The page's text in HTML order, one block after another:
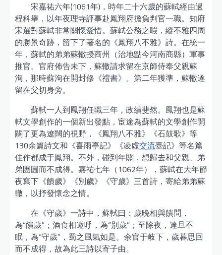
宋嘉祐六年(1061年)，時年二十六歲的蘇軾經由過
程科舉，以年夜理寺評事赴鳳翔府擔負判官一職。知府
宋選對蘇軾非常關懷愛惜。蘇軾公務之暇，縱不雅四周
的勝景奇跡，留下了著名的《鳳翔八不雅》詩。在統一
年，蘇軾的弟弟蘇轍授商州（治地點今河南商縣）軍事
推官。官府佈告未下，蘇轍請求留在京師侍奉父親蘇
洵，那時蘇洵在開封修《禮書》。第二年獲準，蘇轍遂
留在父切身旁。
蘇軾一人到鳳翔任職三年，政績斐然。鳳翔也是蘇
軾文學創作的一個新出發點，宦途為蘇軾的文學創作開
闢了更為遼闊的視野，《鳳翔八不雅》《石鼓歌》等
130余篇詩文和《喜雨亭記》《凌虛交流臺記》等名篇
佳作都成于鳳翔。不外，碰到年關，想歸去和父親、弟
弟團圓而不成得。嘉祐七年（1062年），蘇軾在大年節
夜寫下《饋歲》《別歲》《守歲》三首詩，寄給弟弟蘇
轍，以抒發懷念之情。
在《守歲》一詩中，蘇軾曰：歲晚相與饋問，
為“饋歲”；酒食相邀呼，為“別歲”；至除夜，達旦不
眠，為“守歲”，蜀之風氣如是。余官于岐下，歲暮思回
而不成得，故為此三詩以寄子由。